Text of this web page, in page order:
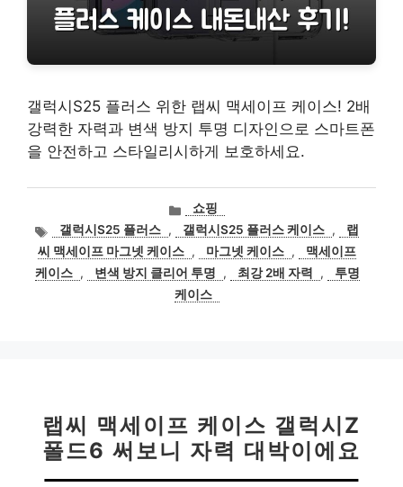
갤럭시S25 플러스 위한 랩씨 맥세이프 케이스! 2배
강력한 자력과 변색 방지 투명 디자인으로 스마트폰
을 안전하고 스타일리시하게 보호하세요.
카
테
고
리
쇼핑
태
그
갤럭시S25 플러스 , 갤럭시S25 플러스 케이스 ,
랩
씨 맥세이프 마그넷 케이스 , 마그넷 케이스 ,
맥세이프
케이스 , 변색 방지 클리어 투명 , 최강 2배 자력 ,
투명
케이스
랩씨 맥세이프 케이스 갤럭시Z
폴드6 써보니 자력 대박이에요